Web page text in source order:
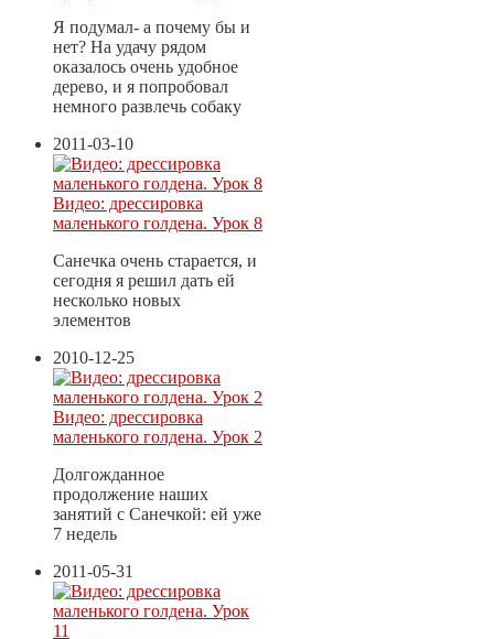
Я подумал- а почему бы и
нет? На удачу рядом
оказалось очень удобное
дерево, и я попробовал
немного развлечь собаку
2011-03-10
Видео: дрессировка
маленького голдена. Урок 8
Санечка очень старается, и
сегодня я решил дать ей
несколько новых
элементов
2010-12-25
Видео: дрессировка
маленького голдена. Урок 2
Долгожданное
продолжение наших
занятий с Санечкой: ей уже
7 недель
2011-05-31